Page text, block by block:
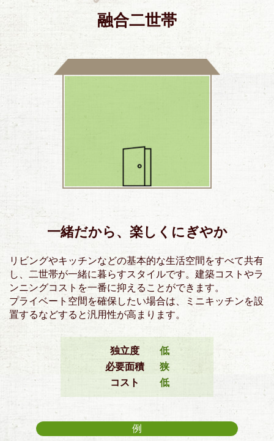
融合二世帯
一緒だから、楽しくにぎやか
リビングやキッチンなどの基本的な生活空間をすべて共有
し、二世帯が一緒に暮らすスタイルです。建築コストやラ
ンニングコストを一番に抑えることができます。
プライベート空間を確保したい場合は、ミニキッチンを設
置するなどすると汎用性が高まります。
独立度
低
必要面積
狭
コスト
低
例